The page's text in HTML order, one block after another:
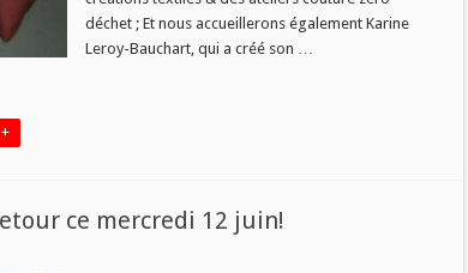
déchet ; Et nous accueillerons également Karine
Leroy-Bauchart, qui a créé son …
ce mercredi 12 juin!